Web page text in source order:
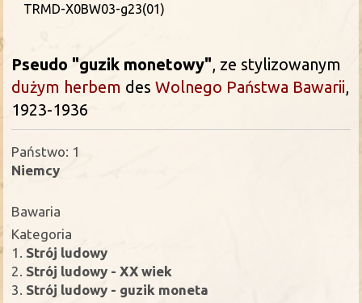
TRMD-X0BW03-g23(01)
Pseudo "guzik monetowy", ze stylizowanym
dużym herbem desWolnego Państwa Bawarii,
1923-1936
Państwo: 1
Niemcy
Bawaria
Kategoria
1.
Strój ludowy
2. Strój ludowy - XX wiek
3. Strój ludowy - guzik moneta